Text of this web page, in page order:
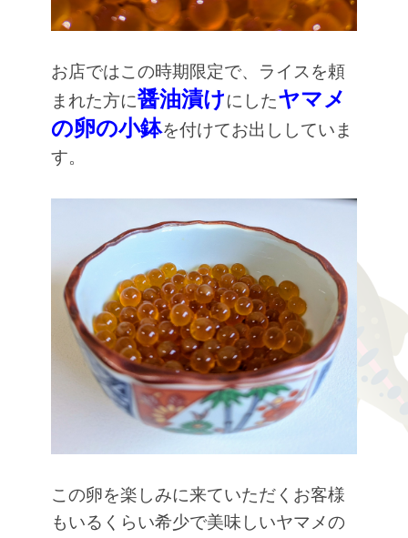
お店ではこの時期限定で、ライスを頼
まれた方に醤油漬けにしたヤマメ
の卵の小鉢を付けてお出ししていま
す。
この卵を楽しみに来ていただくお客様
もいるくらい希少で美味しいヤマメの